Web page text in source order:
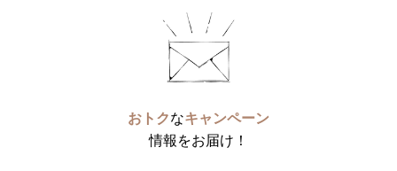
おトクなキャンペーン
情報をお届け！